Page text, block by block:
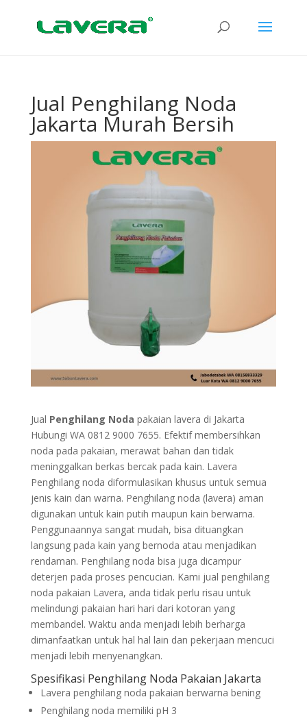
Jual Penghilang Noda
Jakarta Murah Bersih
Jual Penghilang Noda pakaian lavera di Jakarta
Hubungi WA 0812 9000 7655. Efektif membersihkan
noda pada pakaian, merawat bahan dan tidak
meninggalkan berkas bercak pada kain. Lavera
Penghilang noda diformulasikan khusus untuk semua
jenis kain dan warna. Penghilang noda (lavera) aman
digunakan untuk kain putih maupun kain berwarna.
Penggunaannya sangat mudah, bisa dituangkan
langsung pada kain yang bernoda atau menjadikan
rendaman. Penghilang noda bisa juga dicampur
deterjen pada proses pencucian. Kami jual penghilang
noda pakaian Lavera, anda tidak perlu risau untuk
melindungi pakaian hari hari dari kotoran yang
membandel. Waktu anda menjadi lebih berharga
dimanfaatkan untuk hal hal lain dan pekerjaan mencuci
menjadi lebih menyenangkan.
Spesifikasi Penghilang Noda Pakaian Jakarta
Lavera penghilang noda pakaian berwarna bening
Penghilang noda memiliki pH 3